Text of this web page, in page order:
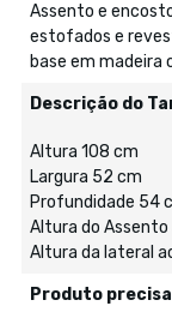
Assento e
estofados e
base em madeira
Descrição do
Altura 108 cm
Largura 52 cm
Profundidade 54
Altura do Assento
Altura da lateral
Produto